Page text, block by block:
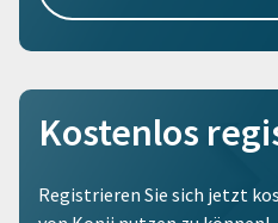
Kostenlos
Registrieren Sie sich jetzt